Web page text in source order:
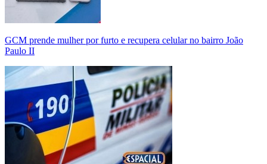
GCM prende mulher por furto e recupera celular no bairro João
Paulo II